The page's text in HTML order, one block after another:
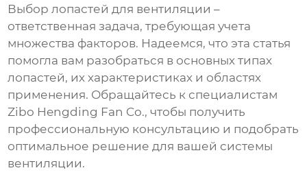
Выборлопастей для вентиляции –
ответственная задача, требующая учета
множества факторов. Надеемся, что эта статья
помогла вам разобраться в основных типах
лопастей, их характеристиках и областях
применения. Обращайтесь к специалистам
Zibo Hengding Fan Co., чтобы получить
профессиональную консультацию и подобрать
оптимальное решение для вашей системы
вентиляции.